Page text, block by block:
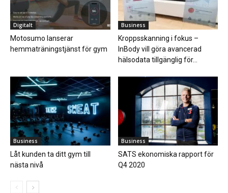
Digitalt
Motosumo lanserar
hemmaträningstjänst för gym
Business
Kroppsskanning i fokus –
InBody vill göra avancerad
hälsodata tillgänglig för...
Business
Låt kunden ta ditt gym till
nästa nivå
Business
SATS ekonomiska rapport för
Q4 2020